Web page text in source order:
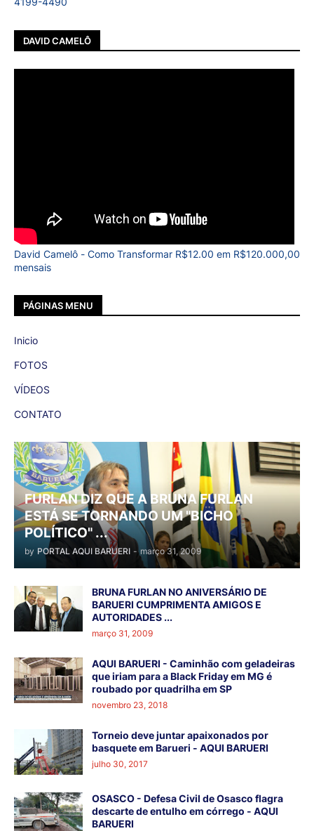
DAVID CAMELÔ
David Camelô - Como Transformar R$12.00 em R$120.000,00
mensais
PÁGINAS MENU
Inicio
FOTOS
VÍDEOS
CONTATO
FURLAN DIZ QUE A BRUNA FURLAN
ESTÁ SE TORNANDO UM "BICHO
POLÍTICO" ...
by PORTAL AQUI BARUERI - março 31, 2009
BRUNA FURLAN NO ANIVERSÁRIO DE
BARUERI CUMPRIMENTA AMIGOS E
AUTORIDADES ...
março 31, 2009
AQUI BARUERI - Caminhão com geladeiras
que iriam para a Black Friday em MG é
roubado por quadrilha em SP
novembro 23, 2018
Torneio deve juntar apaixonados por
basquete em Barueri - AQUI BARUERI
julho 30, 2017
OSASCO - Defesa Civil de Osasco flagra
descarte de entulho em córrego - AQUI
BARUERI